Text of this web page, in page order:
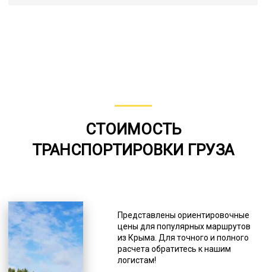
СТОИМОСТЬ
ТРАНСПОРТИРОВКИ ГРУЗА
Представлены ориентировочные
цены для популярных маршрутов
из Крыма. Для точного и полного
расчета обратитесь к нашим
логистам!